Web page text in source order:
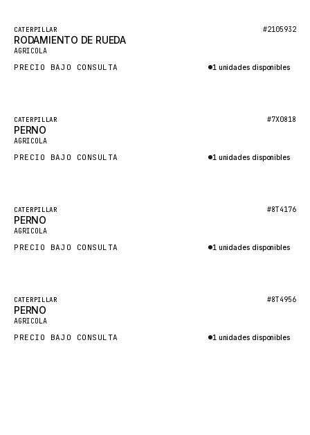
GROVE CRANE
GRADALL
GLENCOE
FORD
FIAT - HITACHI
COMMERCIAL HYDRAULICS
JLC
INTERNATIONAL HARVESTER
HYVA
KONECRANES
TAYLOR
CHANGLIN
Destacado
Nuevo
CATERPILLAR #2105932
RODAMIENTO DE RUEDA
AGRICOLA
PRECIO BAJO CONSULTA 1 unidades disponibles
Destacado
Nuevo
CATERPILLAR #7X0818
PERNO
AGRICOLA
PRECIO BAJO CONSULTA 1 unidades disponibles
Destacado
Nuevo
CATERPILLAR #8T4176
PERNO
AGRICOLA
PRECIO BAJO CONSULTA 1 unidades disponibles
Destacado
Nuevo
CATERPILLAR #8T4956
PERNO
AGRICOLA
PRECIO BAJO CONSULTA 1 unidades disponibles